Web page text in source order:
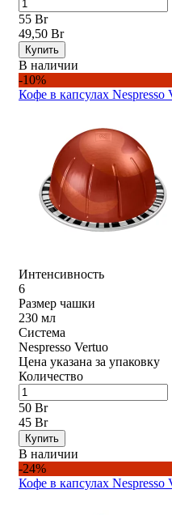
55 Br
49,50 Br
Купить
В наличии
-10%
Кофе в капсулах Nespresso
Интенсивность
6
Размер чашки
230 мл
Система
Nespresso Vertuo
Цена указана за упаковку
Количество
50 Br
45 Br
Купить
В наличии
-24%
Кофе в капсулах